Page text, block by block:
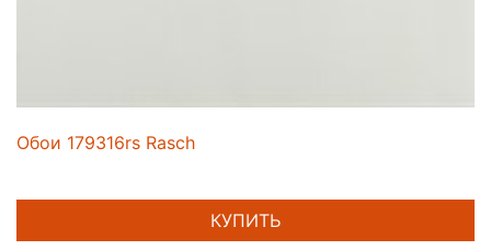
Обои 179316rs Rasch
КУПИТЬ